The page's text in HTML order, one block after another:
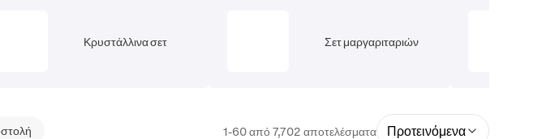
Κρυστάλλινα σετ Σετ μαργαριταριών
1-60 από 7,702 αποτελέσματα Προτεινόμενα